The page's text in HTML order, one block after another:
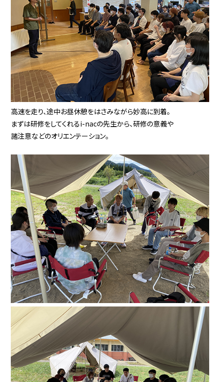
高速を走り、途中お昼休憩をはさみながら妙高に到着。
まずは研修をしてくれるi-nacの先生から、研修の意義や
諸注意などのオリエンテーション。